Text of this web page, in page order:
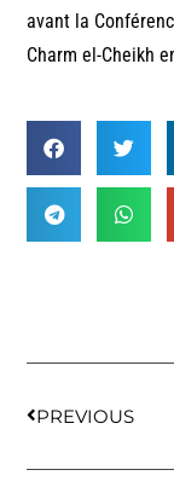
avant la
Charm el-Cheikh
PREVIOUS